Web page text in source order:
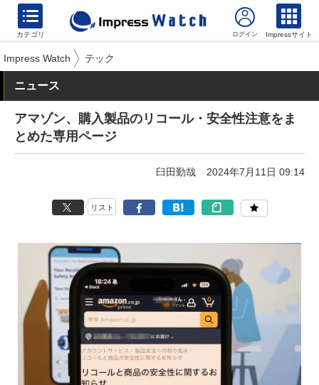
カテゴリ Impressサイト
Impress Watch テック
ニュース
アマゾン、購入製品のリコール・安全性注意をま
とめた専用ページ
臼田勤哉 2024年7月11日 09:14
リスト